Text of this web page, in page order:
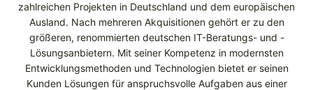
zahlreichen Projekten in Deutschland und dem europäischen
Ausland. Nach mehreren Akquisitionen gehört er zu den
größeren, renommierten deutschen IT-Beratungs- und -
Lösungsanbietern. Mit seiner Kompetenz in modernsten
Entwicklungsmethoden und Technologien bietet er seinen
Kunden Lösungen für anspruchsvolle Aufgaben aus einer